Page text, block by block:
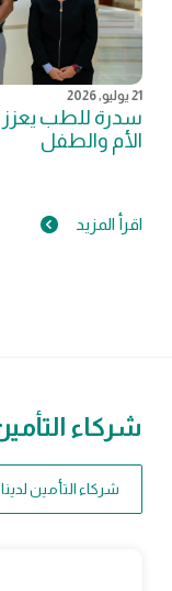
21 يوليو, 2026
سدرة للطب يعزز
الأم والطفل
اقرأ المزيد
شركاء
شركاء التأمين لدينا